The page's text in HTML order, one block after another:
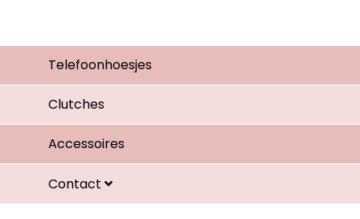
Telefoonhoesjes
Clutches
Accessoires
Contact